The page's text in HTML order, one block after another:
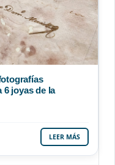
6 joyas de la
LEER MÁS